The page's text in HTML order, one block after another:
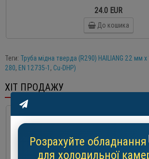
24.0 EUR
До кошика
Теги: Труба мідна тверда (R290) HAILIANG 22 мм
280, EN 12735-1 , Cu-DHP)
ХІТ ПРОДАЖУ
Розрахуйте обладнання
для холодильної